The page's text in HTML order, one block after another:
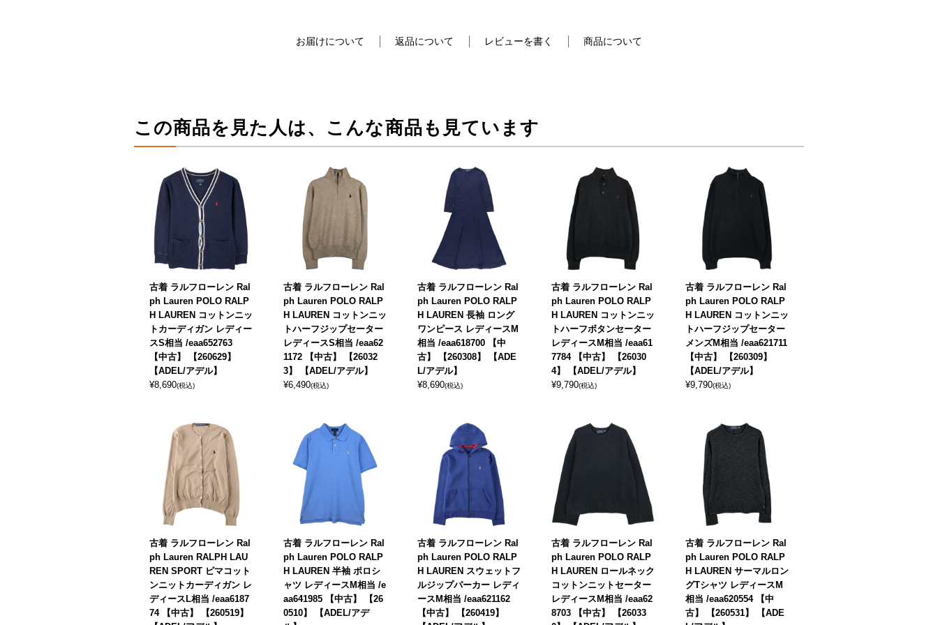
お届けについて 返品について レビューを書く 商品について
この商品を見た人は、こんな商品も見ています
古着 ラルフローレン Ral
ph Lauren POLO RALP
H LAUREN コットンニッ
トカーディガン レディー
スS相当 /eaa652763
【中古】 【260629】
【ADEL/アデル】
¥8,690(税込)
古着 ラルフローレン Ral
ph Lauren POLO RALP
H LAUREN コットンニッ
トハーフジップセーター
レディースS相当 /eaa62
1172 【中古】 【26032
3】 【ADEL/アデル】
¥6,490(税込)
古着 ラルフローレン Ral
ph Lauren POLO RALP
H LAUREN 長袖 ロング
ワンピース レディースM
相当 /eaa618700 【中
古】 【260308】 【ADE
L/アデル】
¥8,690(税込)
古着 ラルフローレン Ral
ph Lauren POLO RALP
H LAUREN コットンニッ
トハーフボタンセーター
レディースM相当 /eaa61
7784 【中古】 【26030
4】 【ADEL/アデル】
¥9,790(税込)
古着 ラルフローレン Ral
ph Lauren POLO RALP
H LAUREN コットンニッ
トハーフジップセーター
メンズM相当 /eaa621711
【中古】 【260309】
【ADEL/アデル】
¥9,790(税込)
古着 ラルフローレン Ral
ph Lauren RALPH LAU
REN SPORT ピマコット
ンニットカーディガン レ
ディースL相当 /eaa6187
74 【中古】 【260519】
古着 ラルフローレン Ral
ph Lauren POLO RALP
H LAUREN 半袖 ポロシ
ャツ レディースM相当 /e
aa641985 【中古】 【26
0510】 【ADEL/アデ
古着 ラルフローレン Ral
ph Lauren POLO RALP
H LAUREN スウェットフ
ルジップパーカー レディ
ースM相当 /eaa621162
【中古】 【260419】
古着 ラルフローレン Ral
ph Lauren POLO RALP
H LAUREN ロールネック
コットンニットセーター
レディースM相当 /eaa62
8703 【中古】 【26033
古着 ラルフローレン Ral
ph Lauren POLO RALP
H LAUREN サーマルロン
グTシャツ レディースM
相当 /eaa620554 【中
古】 【260531】 【ADE